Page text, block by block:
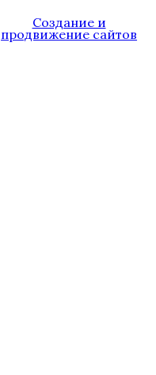
Создание и
продвижение сайтов